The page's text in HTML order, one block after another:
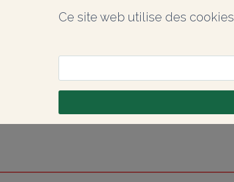
Ce site web utilise des cookies